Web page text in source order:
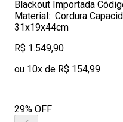
Blackout Importada
Material: Cordura
31x19x44cm
R$ 1.549,90
ou 10x de R$ 154,99
29% OFF